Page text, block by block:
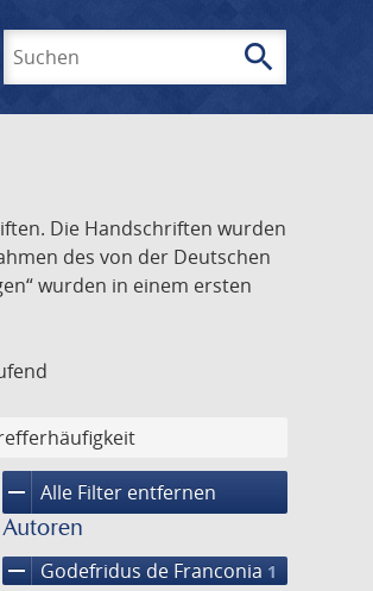
search
Die Handschriften wurden
des von der Deutschen
wurden in einem ersten
remove Alle Filter entfernen
Autoren
remove Godefridus de Franconia 1